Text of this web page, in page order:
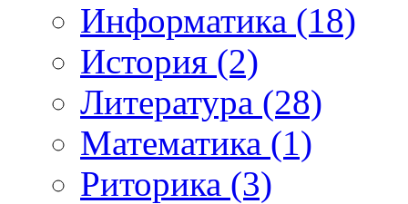
Информатика (18)
История (2)
Литература (28)
Математика (1)
Риторика (3)